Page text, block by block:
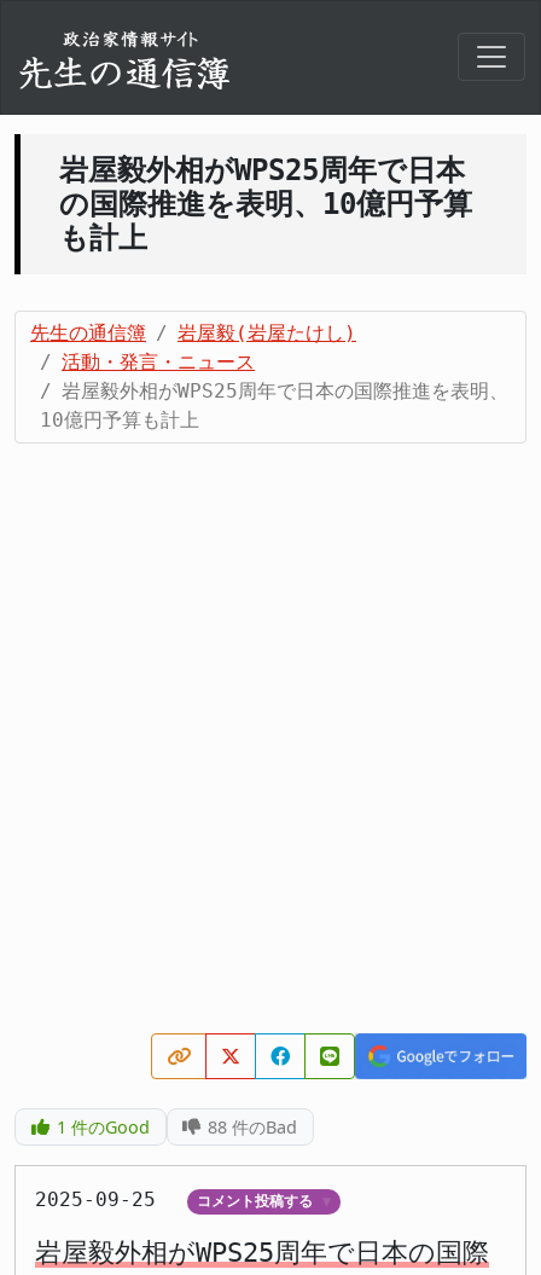
岩屋毅外相がWPS25周年で日本
の国際推進を表明、10億円予算
も計上
先生の通信簿
岩屋毅(岩屋たけし)
活動・発言・ニュース
岩屋毅外相がWPS25周年で日本の国際推進を表明、
10億円予算も計上
1 件のGood 88 件のBad
2025-09-25 コメント投稿する ▼
岩屋毅外相がWPS25周年で日本の国際